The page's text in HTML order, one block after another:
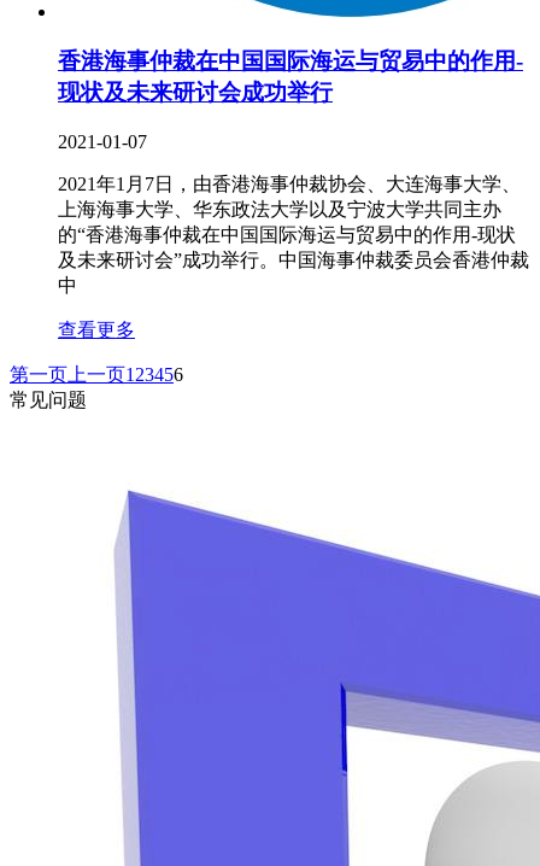
香港海事仲裁在中国国际海运与贸易中的作用-
现状及未来研讨会成功举行
2021-01-07
2021年1月7日，由香港海事仲裁协会、大连海事大学、
上海海事大学、华东政法大学以及宁波大学共同主办
的“香港海事仲裁在中国国际海运与贸易中的作用-现状
及未来研讨会”成功举行。中国海事仲裁委员会香港仲裁
中
查看更多
第一页 上一页1 23456
常见问题